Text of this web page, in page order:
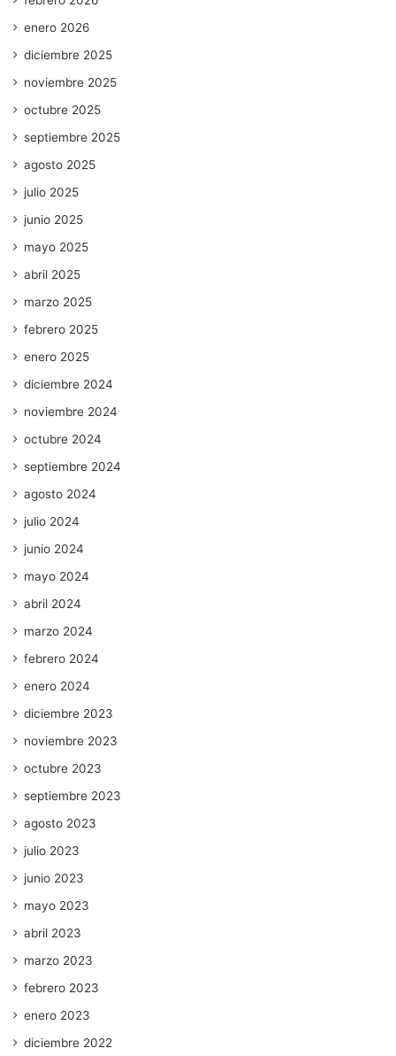
enero 2026
diciembre 2025
noviembre 2025
octubre 2025
septiembre 2025
agosto 2025
julio 2025
junio 2025
mayo 2025
abril 2025
marzo 2025
febrero 2025
enero 2025
diciembre 2024
noviembre 2024
octubre 2024
septiembre 2024
agosto 2024
julio 2024
junio 2024
mayo 2024
abril 2024
marzo 2024
febrero 2024
enero 2024
diciembre 2023
noviembre 2023
octubre 2023
septiembre 2023
agosto 2023
julio 2023
junio 2023
mayo 2023
abril 2023
marzo 2023
febrero 2023
enero 2023
diciembre 2022